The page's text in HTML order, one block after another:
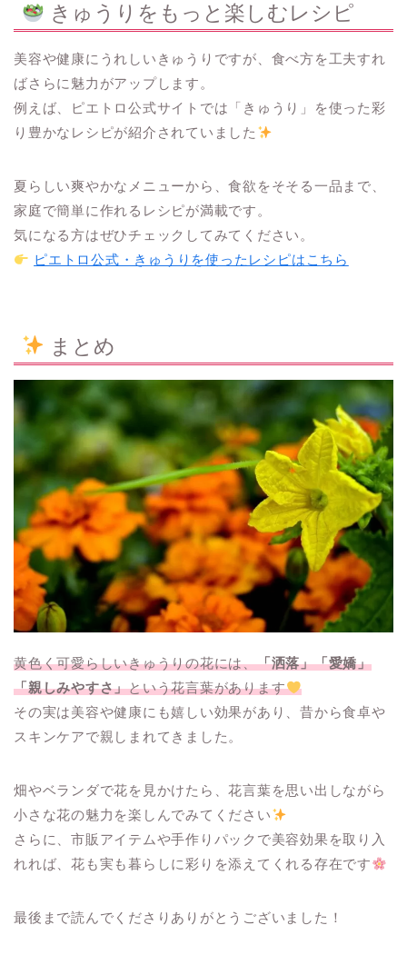
きゅうりをもっと楽しむレシピ
美容や健康にうれしいきゅうりですが、食べ方を工夫すれ
ばさらに魅力がアップします。
例えば、ピエトロ公式サイトでは「きゅうり」を使った彩
り豊かなレシピが紹介されていました
夏らしい爽やかなメニューから、食欲をそそる一品まで、
家庭で簡単に作れるレシピが満載です。
気になる方はぜひチェックしてみてください。
ピエトロ公式・きゅうりを使ったレシピはこちら
まとめ
黄色く可愛らしいきゅうりの花には、「洒落」「愛嬌」
「親しみやすさ」という花言葉があります
その実は美容や健康にも嬉しい効果があり、昔から食卓や
スキンケアで親しまれてきました。
畑やベランダで花を見かけたら、花言葉を思い出しながら
小さな花の魅力を楽しんでみてください
さらに、市販アイテムや手作りパックで美容効果を取り入
れれば、花も実も暮らしに彩りを添えてくれる存在です
最後まで読んでくださりありがとうございました！